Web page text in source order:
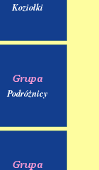
Koziołki
Podróżnicy